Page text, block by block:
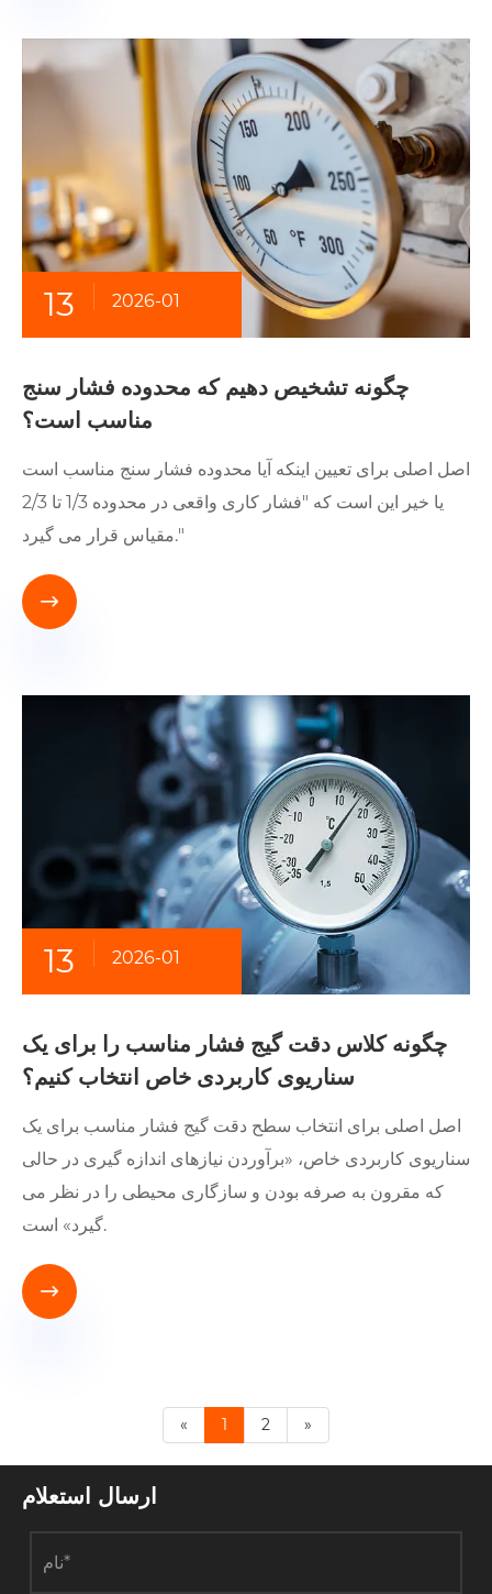
13 2026-01
چگونه تشخیص دهیم که محدوده فشار سنج
مناسب است؟
اصل اصلی برای تعیین اینکه آیا محدوده فشار سنج مناسب است
یا خیر این است که "فشار کاری واقعی در محدوده 1/3 تا 2/3
مقیاس قرار می گیرد."

13 2026-01
چگونه کلاس دقت گیج فشار مناسب را برای یک
سناریوی کاربردی خاص انتخاب کنیم؟
اصل اصلی برای انتخاب سطح دقت گیج فشار مناسب برای یک
سناریوی کاربردی خاص، «برآوردن نیازهای اندازه گیری در حالی
که مقرون به صرفه بودن و سازگاری محیطی را در نظر می
گیرد» است.

« 1 2 »
ارسال استعلام